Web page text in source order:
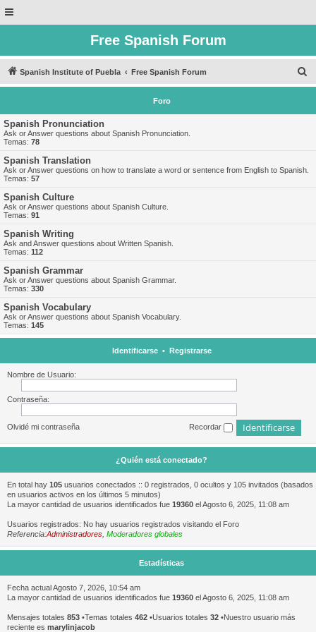
Free Spanish Forum
Spanish Institute of Puebla Free Spanish Forum
u
Foro
Spanish Pronunciation
Ask or Answer questions about Spanish Pronunciation.
Temas: 78
Spanish Translation
Ask or Answer questions on how to translate a word or sentence from English to Spanish.
Temas: 57
Spanish Culture
Ask or Answer questions about Spanish Culture.
Temas: 91
Spanish Writing
Ask and Answer questions about Written Spanish.
Temas: 112
Spanish Grammar
Ask or Answer questions about Spanish Grammar.
Temas: 330
Spanish Vocabulary
Ask or Answer questions about Spanish Vocabulary.
Temas: 145
Identificarse• Registrarse
Nombre de Usuario:
Contraseña:
Olvidé mi contraseña Recordar
¿Quién está conectado?
En total hay 105 usuarios conectados :: 0 registrados, 0 ocultos y 105 invitados (basados
en usuarios activos en los últimos 5 minutos)
La mayor cantidad de usuarios identificados fue 19360 el Agosto 6, 2025, 11:08 am
Usuarios registrados: No hay usuarios registrados visitando el Foro
Referencia:Administradores Moderadores globales
Estadísticas
Fecha actual Agosto 7, 2026, 10:54 am
La mayor cantidad de usuarios identificados fue 19360 el Agosto 6, 2025, 11:08 am
Mensajes totales 853 •Temas totales 462 •Usuarios totales 32 •Nuestro usuario más
reciente es marylinjacob